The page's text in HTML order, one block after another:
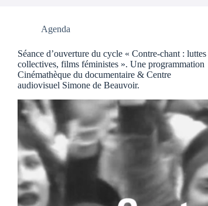
Agenda
Séance d’ouverture du cycle « Contre-chant : luttes
collectives, films féministes ». Une programmation
Cinémathèque du documentaire & Centre
audiovisuel Simone de Beauvoir.